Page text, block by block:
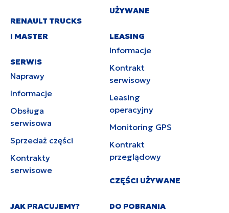
RENAULT TRUCKS
I MASTER
SERWIS
Naprawy
Informacje
Obsługa
serwisowa
Sprzedaż części
Kontrakty
serwisowe
UŻYWANE
LEASING
Informacje
Kontrakt
serwisowy
Leasing
operacyjny
Monitoring GPS
Kontrakt
przeglądowy
CZĘŚCI UŻYWANE
JAK PRACUJEMY? DO POBRANIA